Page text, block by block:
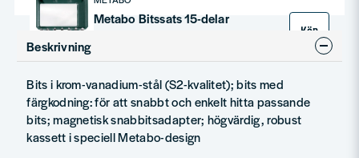
Metabo Bitssats 15-delar
Köp
Beskrivning
Bits i krom-vanadium-stål (S2-kvalitet); bits med
färgkodning: för att snabbt och enkelt hitta passande
bits; magnetisk snabbitsadapter; högvärdig, robust
kassett i speciell Metabo-design